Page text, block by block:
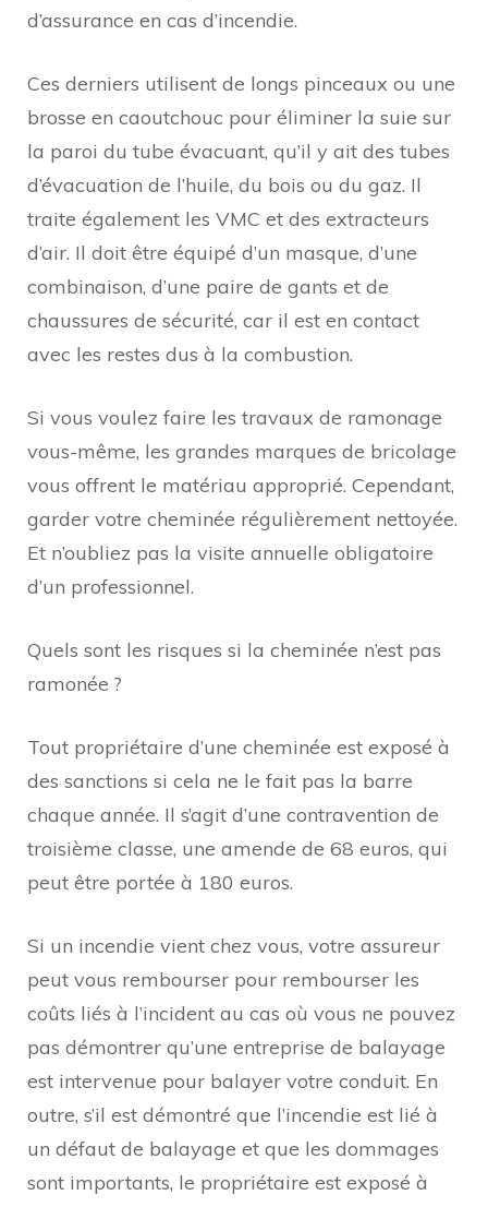
d’assurance en cas d’incendie.
Ces derniers utilisent de longs pinceaux ou une
brosse en caoutchouc pour éliminer la suie sur
la paroi du tube évacuant, qu’il y ait des tubes
d’évacuation de l’huile, du bois ou du gaz. Il
traite également les VMC et des extracteurs
d’air. Il doit être équipé d’un masque, d’une
combinaison, d’une paire de gants et de
chaussures de sécurité, car il est en contact
avec les restes dus à la combustion.
Si vous voulez faire les travaux de ramonage
vous-même, les grandes marques de bricolage
vous offrent le matériau approprié. Cependant,
garder votre cheminée régulièrement nettoyée.
Et n’oubliez pas la visite annuelle obligatoire
d’un professionnel.
Quels sont les risques si la cheminée n’est pas
ramonée ?
Tout propriétaire d’une cheminée est exposé à
des sanctions si cela ne le fait pas la barre
chaque année. Il s’agit d’une contravention de
troisième classe, une amende de 68 euros, qui
peut être portée à 180 euros.
Si un incendie vient chez vous, votre assureur
peut vous rembourser pour rembourser les
coûts liés à l’incident au cas où vous ne pouvez
pas démontrer qu’une entreprise de balayage
est intervenue pour balayer votre conduit. En
outre, s’il est démontré que l’incendie est lié à
un défaut de balayage et que les dommages
sont importants, le propriétaire est exposé à